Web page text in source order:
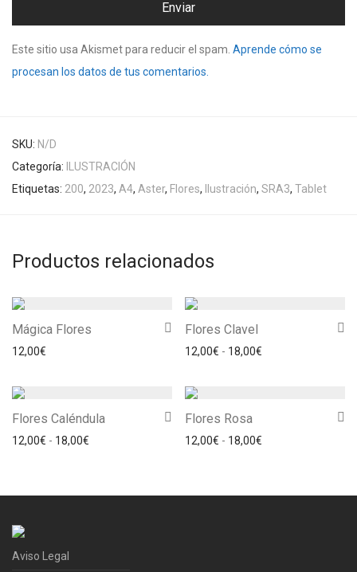
Este sitio usa Akismet para reducir el spam. Aprende cómo se
procesan los datos de tus comentarios.
SKU: N/D
Categoría:
ILUSTRACIÓN
Etiquetas: 200, 2023, A4, Aster, Flores, Ilustración, SRA3, Tablet
Productos relacionados
Mágica Flores
12,00€
Flores Clavel
12,00€ - 18,00€
Flores Caléndula
12,00€ - 18,00€ Rango de precios: desde 12,00€ hasta 18,00€
Flores Rosa
12,00€ - 18,00€
Aviso Legal